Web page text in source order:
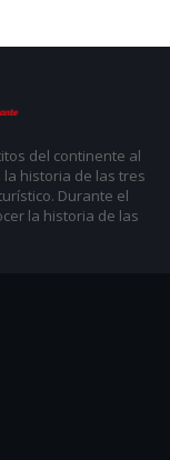
del continente al
historia de las tres
Durante el
la historia de las